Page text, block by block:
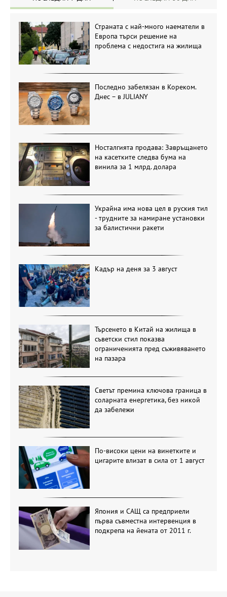
Страната с най-много наематели в
Европа търси решение на
проблема с недостига на жилища
Последно забелязан в Кореком.
Днес – в JULIANY
Носталгията продава: Завръщането
на касетките следва бума на
винила за 1 млрд. долара
Украйна има нова цел в руския тил
- трудните за намиране установки
за балистични ракети
Кадър на деня за 3 август
Търсенето в Китай на жилища в
съветски стил показва
ограниченията пред съживяването
на пазара
Светът премина ключова граница в
соларната енергетика, без никой
да забележи
По-високи цени на винетките и
цигарите влизат в сила от 1 август
Япония и САЩ са предприели
първа съвместна интервенция в
подкрепа на йената от 2011 г.